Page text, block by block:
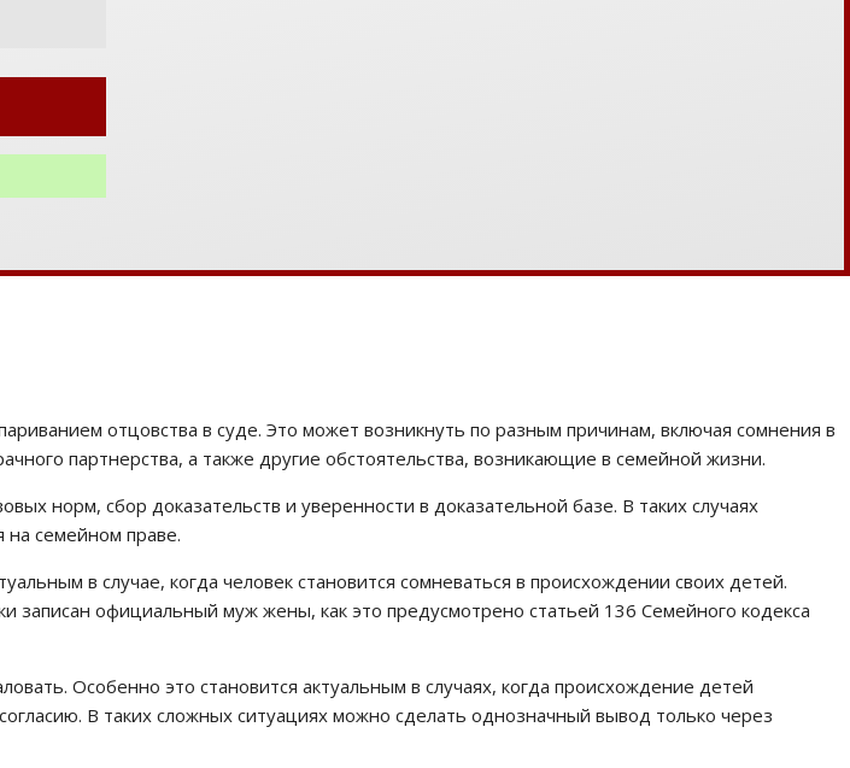
отцовства в суде. Это может возникнуть по разным причинам, включая сомнения в
партнерства, а также другие обстоятельства, возникающие в семейной жизни.
норм, сбор доказательств и уверенности в доказательной базе. В таких случаях
семейном праве.
в случае, когда человек становится сомневаться в происхождении своих детей.
записан официальный муж жены, как это предусмотрено статьей 136 Семейного кодекса
Особенно это становится актуальным в случаях, когда происхождение детей
В таких сложных ситуациях можно сделать однозначный вывод только через